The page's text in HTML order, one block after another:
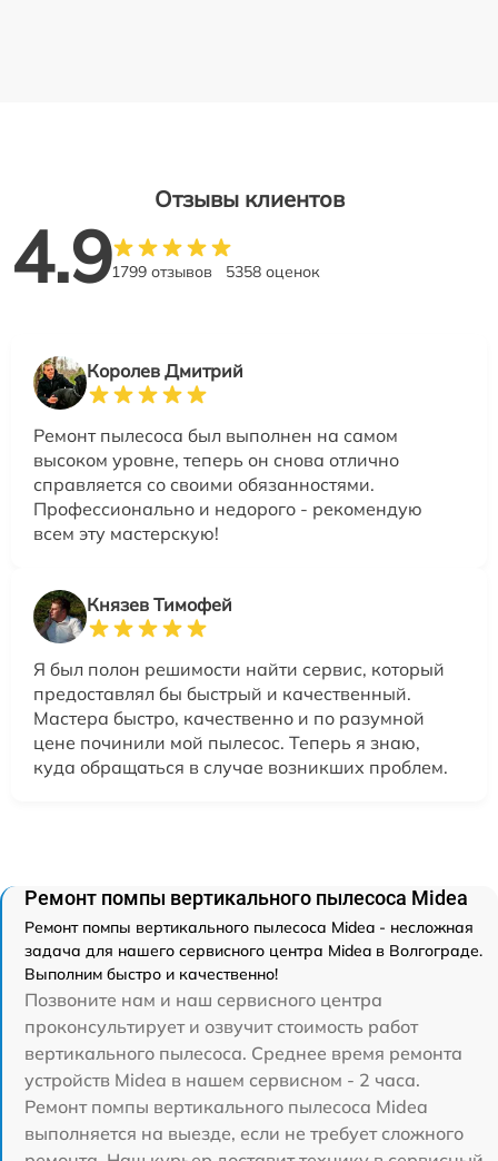
Отзывы клиентов
4.91799 отзывов 5358 оценок
Королев Дмитрий
Ремонт пылесоса был выполнен на самом
высоком уровне, теперь он снова отлично
справляется со своими обязанностями.
Профессионально и недорого - рекомендую
всем эту мастерскую!
Князев Тимофей
Я был полон решимости найти сервис, который
предоставлял бы быстрый и качественный.
Мастера быстро, качественно и по разумной
цене починили мой пылесос. Теперь я знаю,
куда обращаться в случае возникших проблем.
Ремонт помпы вертикального пылесоса Midea
Ремонт помпы вертикального пылесоса Midea - несложная
задача для нашего сервисного центра Midea в Волгограде.
Выполним быстро и качественно!
Позвоните нам и наш сервисного центра
проконсультирует и озвучит стоимость работ
вертикального пылесоса. Среднее время ремонта
устройств Midea в нашем сервисном - 2 часа.
Ремонт помпы вертикального пылесоса Midea
выполняется на выезде, если не требует сложного